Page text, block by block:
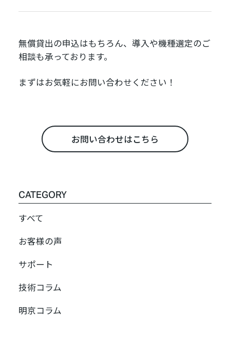
無償貸出の申込はもちろん、導入や機種選定のご
相談も承っております。
まずはお気軽にお問い合わせください！
お問い合わせはこちら
CATEGORY
すべて
お客様の声
サポート
技術コラム
明京コラム